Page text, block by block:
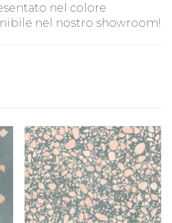
nel colore
nel nostro showroom!